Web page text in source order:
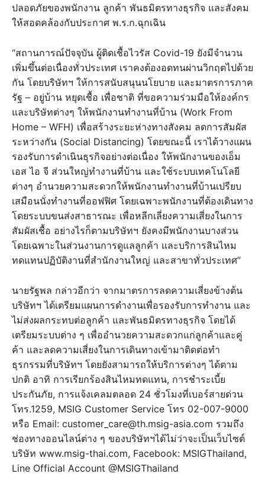
ปลอดภัยของพนักงาน ลูกค้า พันธมิตรทางธุรกิจ และสังคม
ให้สอดคล้องกับประกาศ พ.ร.ก.ฉุกเฉิน
“สถานการณ์ปัจจุบัน ผู้ติดเชื้อไวรัส Covid-19 ยังมีจำนวน
เพิ่มขึ้นต่อเนื่องทั่วประเทศ เราคงต้องอดทนผ่านวิกฤตไปด้วย
กัน โดยบริษัทฯ ให้การสนับสนุนนโยบาย และมาตรการภาค
รัฐ – อยู่บ้าน หยุดเชื้อ เพื่อชาติ ที่ขอความร่วมมือให้องค์กร
และบริษัทต่างๆ ให้พนักงานทำงานที่บ้าน (Work From
Home – WFH) เพื่อสร้างระยะห่างทางสังคม ลดการสัมผัส
ระหว่างกัน (Social Distancing) โดยขณะนี้ เราได้วางแผน
รองรับการดำเนินธุรกิจอย่างต่อเนื่อง ให้พนักงานของเอ็ม
เอส ไอ จี ส่วนใหญ่ทำงานที่บ้าน และใช้ระบบเทคโนโลยี
ต่างๆ อำนวยความสะดวกให้พนักงานทำงานที่บ้านเปรียบ
เสมือนนั่งทำงานที่ออฟฟิศ โดยเฉพาะพนักงานที่ต้องเดินทาง
โดยระบบขนส่งสาธารณะ เพื่อหลีกเลี่ยงความเสี่ยงในการ
สัมผัสเชื้อ อย่างไรก็ตามบริษัทฯ ยังคงมีพนักงานบางส่วน
โดยเฉพาะในส่วนงานการดูแลลูกค้า และบริการสินไหม
ทดแทนปฏิบัติงานที่สำนักงานใหญ่ และสาขาทั่วประเทศ”
นายรัฐพล กล่าวอีกว่า จากมาตรการลดความเสี่ยงข้างต้น
บริษัทฯ ได้เตรียมแผนการดำงานเพื่อรองรับการทำงาน และ
ไม่ส่งผลกระทบต่อลูกค้า และพันธมิตรทางธุรกิจ โดยได้
เตรียมระบบต่าง ๆ เพื่ออำนวยความสะดวกแก่ลูกค้าและคู่
ค้า และลดความเสี่ยงในการเดินทางเข้ามาติดต่อทำ
ธุรกรรมที่บริษัทฯ โดยยังสามารถให้บริการต่างๆ ได้ตาม
ปกติ อาทิ การเรียกร้องสินไหมทดแทน, การชำระเบี้ย
ประกันภัย, การแจ้งเคลมตลอด 24 ชั่วโมงที่เบอร์สายด่วน
โทร.1259, MSIG Customer Service โทร 02-007-9000
หรือ Email: customer_care@th.msig-asia.com รวมถึง
ช่องทางออนไลน์ต่าง ๆ ของบริษัทฯได้ไม่ว่าจะเป็นเว็บไซต์
บริษัท www.msig-thai.com, Facebook: MSIGThailand,
Line Official Account @MSIGThailand